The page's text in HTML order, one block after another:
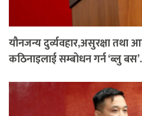
यौनजन्य दुर्व्यवहार,असुरक्षा तथा
कठिनाइलाई सम्बोधन गर्न ‘ब्लु